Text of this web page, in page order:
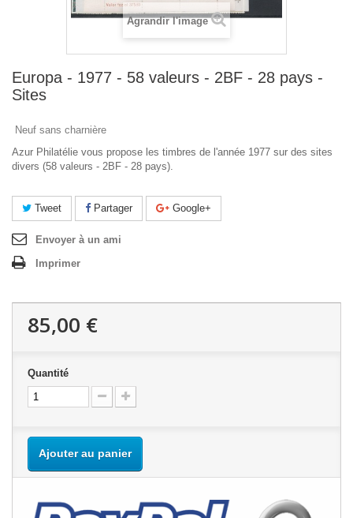
Agrandir l'image
Europa - 1977 - 58 valeurs - 2BF - 28 pays -
Sites
Neuf sans charnière
Azur Philatélie vous propose les timbres de l'année 1977 sur des sites
divers (58 valeurs - 2BF - 28 pays).
Tweet Partager Google+
Envoyer à un ami
Imprimer
85,00 €
Quantité
Ajouter au panier